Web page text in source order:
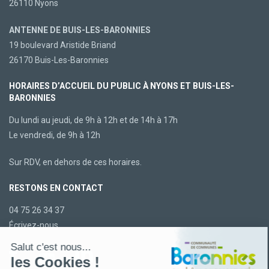
26110 Nyons
ANTENNE DE BUIS-LES-BARONNIES
19 boulevard Aristide Briand
26170 Buis-Les-Baronnies
HORAIRES D’ACCUEIL DU PUBLIC À NYONS ET BUIS-LES-
BARONNIES
Du lundi au jeudi, de 9h à 12h et de 14h à 17h
Le vendredi, de 9h à 12h
Sur RDV, en dehors de ces horaires.
RESTONS EN CONTACT
04 75 26 34 37
Écrivez-nous